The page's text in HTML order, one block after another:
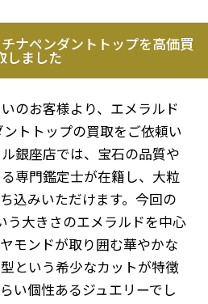
ナペンダントトップを高価買
しました
のお客様より、エメラルド
トトップの買取をご依頼い
銀座店では、宝石の品質や
専門鑑定士が在籍し、大粒
込みいただけます。今回の
う大きさのエメラルドを中心
モンドが取り囲む華やかな
という希少なカットが特徴
い個性あるジュエリーでし